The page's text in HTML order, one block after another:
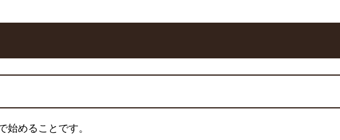
始めることです。